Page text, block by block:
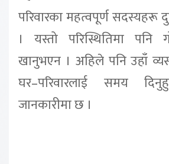
परिवारका महत्वपूर्ण सदस्यहरू
। यस्तो परिस्थितिमा पनि
खानुभएन । अहिले पनि उहाँ
घर–परिवारलाई समय
जानकारीमा छ ।